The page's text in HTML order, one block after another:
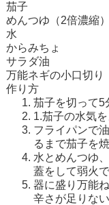
茄子
めんつゆ（2倍濃縮）
水
からみちょ
サラダ油
万能ネギの小口切り
作り方
茄子を切って5
1.茄子の水気を
フライパンで
るまで茄子を焼
水とめんつゆ、
蓋をして弱火
器に盛り万能
辛さが足りな